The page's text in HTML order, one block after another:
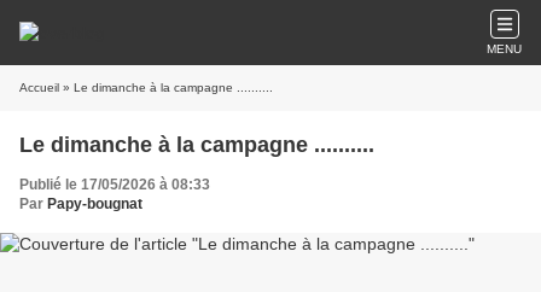
MENU
Accueil » Le dimanche à la campagne ..........
Le dimanche à la campagne ..........
Publié le 17/05/2026 à 08:33
Par Papy-bougnat